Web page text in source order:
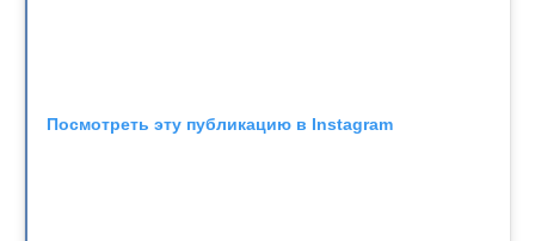
Посмотреть эту публикацию в Instagram